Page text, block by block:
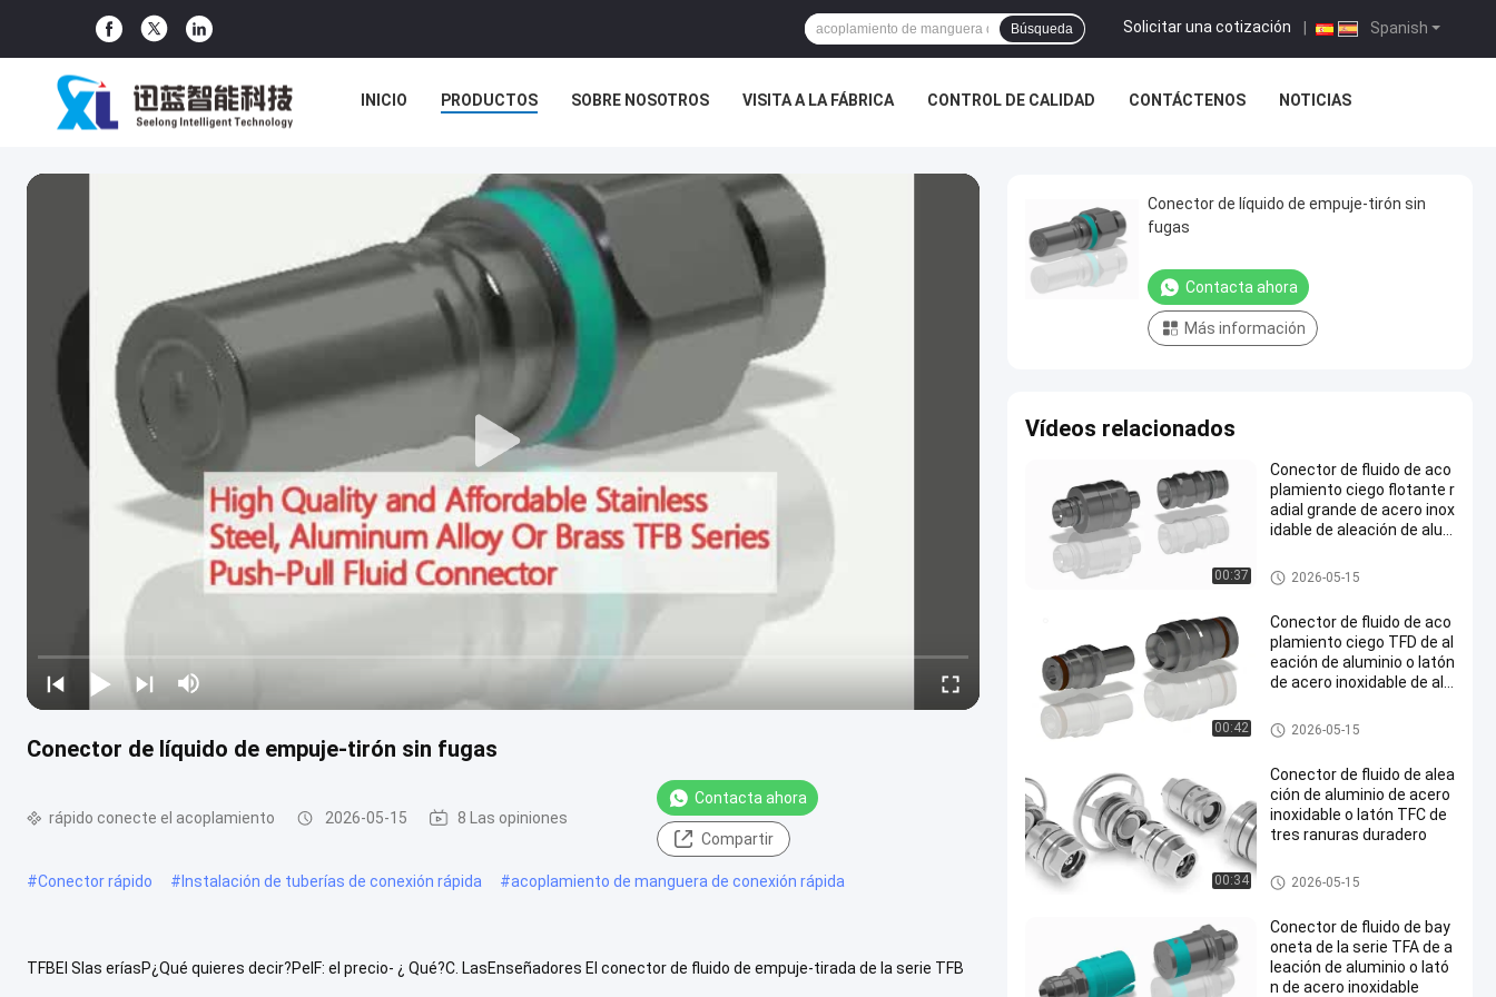
Spanish
Solicitar una cotización
Búsqueda
INICIO PRODUCTOS SOBRE NOSOTROS VISITA A LA FÁBRICA CONTROL DE CALIDAD CONTÁCTENOS NOTICIAS
Conector de líquido de empuje-tirón sin fugas
rápido conecte el acoplamiento 2026-05-15 8 Las opiniones
Contacta ahora
Compartir
#Conector rápido #Instalación de tuberías de conexión rápida #acoplamiento de manguera de conexión rápida
TFBEl Slas eríasP¿Qué quieres decir?PelF: el precio- ¿ Qué?C. LasEnseñadores El conector de fluido de empuje-tirada de la serie TFB
Conector de líquido de empuje-tirón sin
fugas
Contacta ahora
Más información
Vídeos relacionados
00:37
Conector de fluido de aco
plamiento ciego flotante r
adial grande de acero inox
idable de aleación de alu
rápido conecte el acoplamient
o
2026-05-15
00:42
Conector de fluido de aco
plamiento ciego TFD de al
eación de aluminio o latón
de acero inoxidable de alt
rápido conecte el acoplamient
o
2026-05-15
00:34
Conector de fluido de alea
ción de aluminio de acero
inoxidable o latón TFC de
tres ranuras duradero
rápido conecte el acoplamient
o
2026-05-15
Conector de fluido de bay
oneta de la serie TFA de a
leación de aluminio o lató
n de acero inoxidable